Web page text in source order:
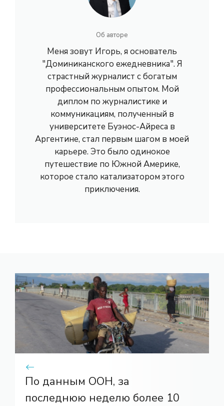
Об авторе
Меня зовут Игорь, я основатель
"Доминиканского ежедневника". Я
страстный журналист с богатым
профессиональным опытом. Мой
диплом по журналистике и
коммуникациям, полученный в
университете Буэнос-Айреса в
Аргентине, стал первым шагом в моей
карьере. Это было одинокое
путешествие по Южной Америке,
которое стало катализатором этого
приключения.
По данным ООН, за
последнюю неделю более 10